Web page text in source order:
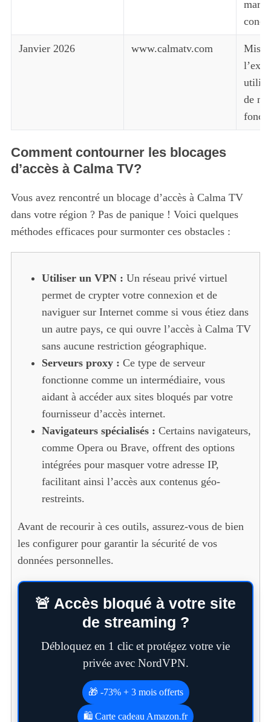
Janvier 2026 www.calmatv.com
Mise
de
Comment contourner les blocages
d’accès à Calma TV?
Vous avez rencontré un blocage d’accès à Calma TV
dans votre région ? Pas de panique ! Voici quelques
méthodes efficaces pour surmonter ces obstacles :
Utiliser un VPN : Un réseau privé virtuel
permet de crypter votre connexion et de
naviguer sur Internet comme si vous étiez dans
un autre pays, ce qui ouvre l’accès à Calma TV
sans aucune restriction géographique.
Serveurs proxy : Ce type de serveur
fonctionne comme un intermédiaire, vous
aidant à accéder aux sites bloqués par votre
fournisseur d’accès internet.
Navigateurs spécialisés : Certains navigateurs,
comme Opera ou Brave, offrent des options
intégrées pour masquer votre adresse IP,
facilitant ainsi l’accès aux contenus géo-
restreints.
Avant de recourir à ces outils, assurez-vous de bien
les configurer pour garantir la sécurité de vos
données personnelles.
🚨 Accès bloqué à votre site
de streaming ?
Débloquez en 1 clic et protégez votre vie
privée avec NordVPN.
🎁 -73% + 3 mois offerts
🛍️ Carte cadeau Amazon.fr